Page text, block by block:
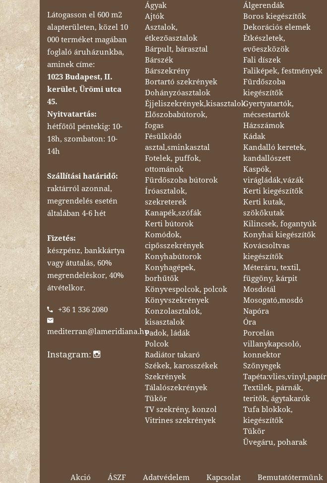
Látogasson el 600 m2
alapterületen, közel 10
000 terméket magában
foglaló áruházunkba,
aminek címe:
1023 Budapest, II.
kerület, Ürömi utca
45.
Nyitvatartás:
hétfőtől péntekig: 10-
18h, szombaton: 10-
14h
Szállítási határidő:
raktárról azonnal,
megrendelés esetén
általában 4-6 hét
Fizetés:
készpénz, bankkártya
vagy átutalás, 60%
megrendeléskor, 40%
átvételkor.
+36 1 336 2080
mediterran@lameridiana.hu
Instagram:
Ágyak
Ajtók
Asztalok,
étkezőasztalok
Bárpult, bárasztal
Bárszék
Bárszekrény
Bortartó szekrények
Dohányzóasztalok
Éjjeliszekrények,kisasztalok
Előszobabútorok,
fogas
Fésülködő
asztal,sminkasztal
Fotelek, puffok,
ottománok
Fürdőszoba bútorok
Íróasztalok,
szekreterek
Kanapék,szófák
Kerti bútorok
Komódok,
cipősszekrények
Konyhabútorok
Konyhagépek,
borhűtők
Könyvespolcok, polcok
Könyvszekrények
Konzolasztalok,
kisasztalok
Padok, ládák
Polcok
Radiátor takaró
Székek, karosszékek
Szekrények
Tálalószekrények
Tükör
TV szekrény, konzol
Vitrines szekrények
Álgerendák
Boros kiegészítők
Dekorációs elemek
Étkészletek,
evőeszközök
Fali díszek
Faliképek, festmények
Fürdőszoba
kiegészítők
Gyertyatartók,
mécsestartók
Házszámok
Kádak
Kandalló keretek,
kandallószett
Kaspók,
virágládák,vázák
Kerti kiegészítők
Kerti kutak,
szökőkutak
Kilincsek, fogantyúk
Konyhai kiegészítők
Kovácsoltvas
kiegészítők
Méteráru, textil,
függöny, kárpit
Mosdótál
Mosogató,mosdó
Napóra
Óra
Porcelán
villanykapcsoló,
konnektor
Szőnyegek
Tapéta:vlies,vinyl,papír
Textilek, párnák,
teritők, ágytakarók
Tufa blokkok,
kiegészítők
Tükör
Üvegáru, poharak
Akció ÁSZF Adatvédelem Kapcsolat Bemutatótermünk